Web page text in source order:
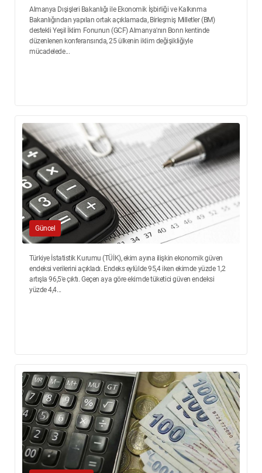
Almanya Dışişleri Bakanlığı ile Ekonomik İşbirliği ve Kalkınma
Bakanlığından yapılan ortak açıklamada, Birleşmiş Milletler (BM)
destekli Yeşil İklim Fonunun (GCF) Almanya'nın Bonn kentinde
düzenlenen konferansında, 25 ülkenin iklim değişikliğiyle
mücadelede...
Güncel
Türkiye İstatistik Kurumu (TÜİK), ekim ayına ilişkin ekonomik güven
endeksi verilerini açıkladı. Endeks eylülde 95,4 iken ekimde yüzde 1,2
artışla 96,5'e çıktı. Geçen aya göre ekimde tüketici güven endeksi
yüzde 4,4...